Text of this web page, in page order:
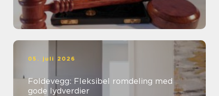
05. juli 2026
Foldevegg: Fleksibel romdeling med
gode lydverdier